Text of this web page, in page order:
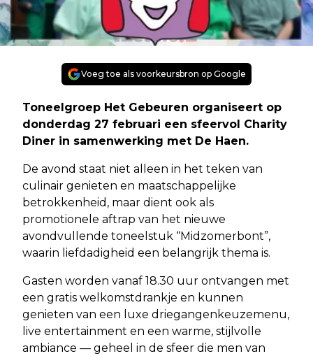
Voeg toe als voorkeursbron op Google
Toneelgroep Het Gebeuren organiseert op
donderdag 27 februari een sfeervol Charity
Diner in samenwerking met De Haen.
De avond staat niet alleen in het teken van
culinair genieten en maatschappelijke
betrokkenheid, maar dient ook als
promotionele aftrap van het nieuwe
avondvullende toneelstuk “Midzomerbont”,
waarin liefdadigheid een belangrijk thema is.
Gasten worden vanaf 18.30 uur ontvangen met
een gratis welkomstdrankje en kunnen
genieten van een luxe driegangenkeuzemenu,
live entertainment en een warme, stijlvolle
ambiance — geheel in de sfeer die men van